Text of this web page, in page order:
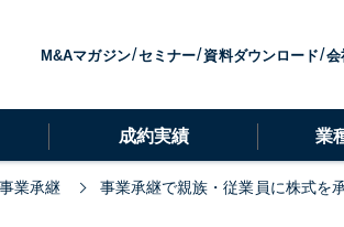
M&Aマガジン セミナー 資料ダウンロード 会
成約実績 業
事業承継 事業承継で親族・従業員に株式を